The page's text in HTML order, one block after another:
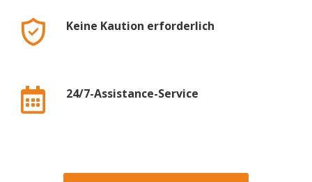
Keine Kaution erforderlich
24/7-Assistance-Service